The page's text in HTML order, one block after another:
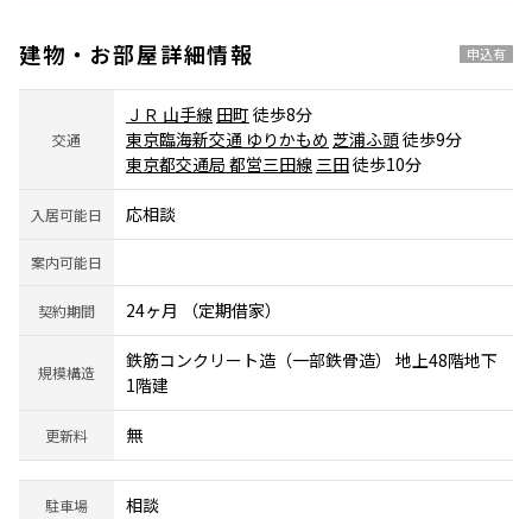
建物・お部屋詳細情報 申込有
交通
ＪＲ 山手線 田町 徒歩8分
東京臨海新交通 ゆりかもめ 芝浦ふ頭徒歩9分
東京都交通局 都営三田線三田徒歩10分
入居可能日 応相談
案内可能日
契約期間 24ヶ月 （定期借家）
規模構造
鉄筋コンクリート造（一部鉄骨造） 地上48階地下
1階建
更新料 無
駐車場 相談